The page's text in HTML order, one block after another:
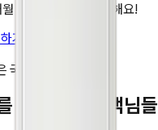
무이자 할부도 가능해요!
기
국내 정품입니다.
이용하신 고객님들